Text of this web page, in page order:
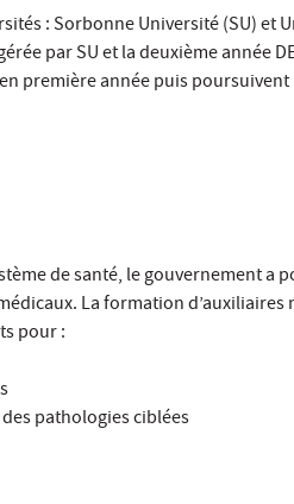
: Sorbonne Université (SU) et
par SU et la deuxième année
première année puis
de santé, le gouvernement a
La formation
pour :
pathologies ciblées